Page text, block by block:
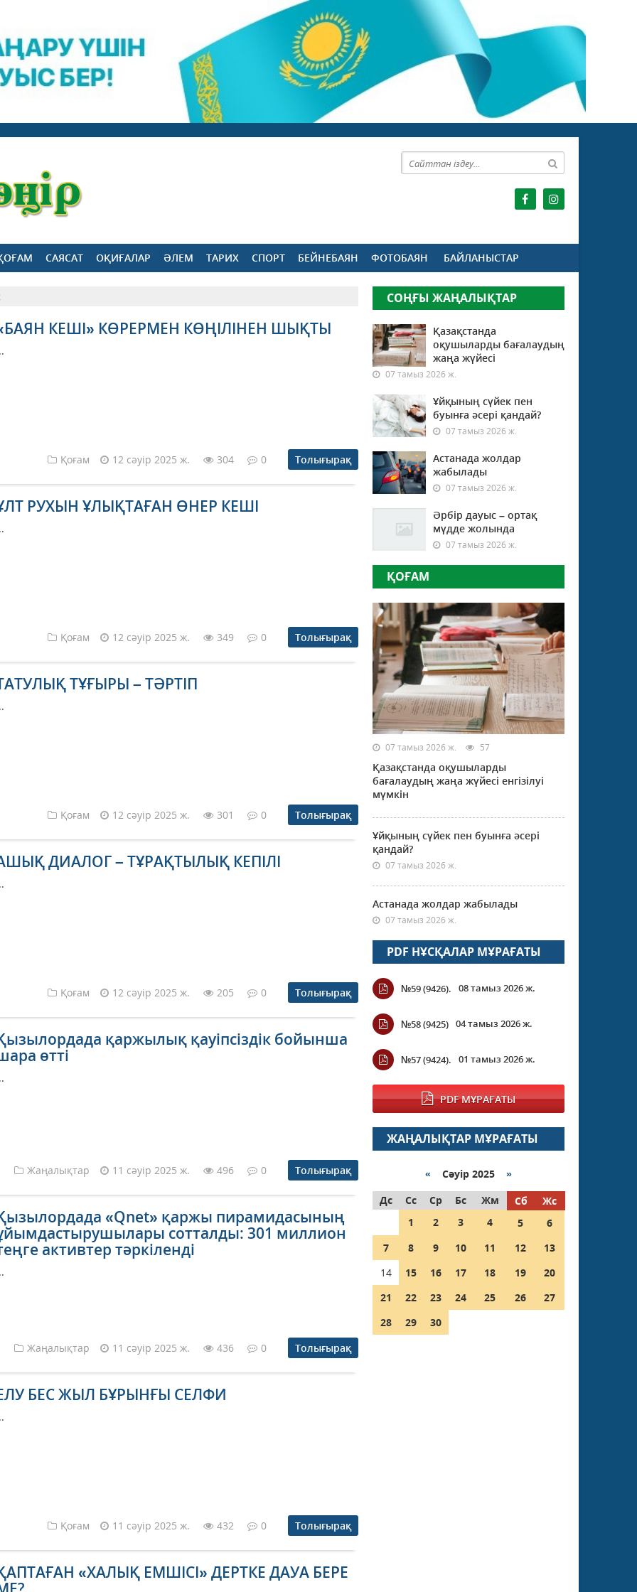
САЯСАТ ОҚИҒАЛАР ӘЛЕМ ТАРИХ СПОРТ БЕЙНЕБАЯН ФОТОБАЯН БАЙЛАНЫСТАР
КЕШІ» КӨРЕРМЕН КӨҢІЛІНЕН ШЫҚТЫ
Қоғам 12 сәуір 2025 ж. 304 0 Толығырақ
РУХЫН ҰЛЫҚТАҒАН ӨНЕР КЕШІ
Қоғам 12 сәуір 2025 ж. 349 0 Толығырақ
ТҰҒЫРЫ – ТӘРТІП
Қоғам 12 сәуір 2025 ж. 301 0 Толығырақ
ДИАЛОГ – ТҰРАҚТЫЛЫҚ КЕПІЛІ
Қоғам 12 сәуір 2025 ж. 205 0 Толығырақ
қаржылық қауіпсіздік бойынша
өтті
Жаңалықтар 11 сәуір 2025 ж. 496 0 Толығырақ
«Qnet» қаржы пирамидасының
сотталды: 301 миллион
активтер тәркіленді
Жаңалықтар 11 сәуір 2025 ж. 436 0 Толығырақ
БЕС ЖЫЛ БҰРЫНҒЫ СЕЛФИ
Қоғам 11 сәуір 2025 ж. 432 0 Толығырақ
«ХАЛЫҚ ЕМШІСІ» ДЕРТКЕ ДАУА БЕРЕ
СОҢҒЫ ЖАҢАЛЫҚТАР
Қазақстанда
оқушыларды бағалаудың
жаңа жүйесі
07 тамыз 2026 ж.
Ұйқының сүйек пен
буынға әсері қандай?
07 тамыз 2026 ж.
Астанада жолдар
жабылады
07 тамыз 2026 ж.
Әрбір дауыс – ортақ
мүдде жолында
07 тамыз 2026 ж.
ҚОҒАМ
07 тамыз 2026 ж. 57
Қазақстанда оқушыларды
бағалаудың жаңа жүйесі енгізілуі
мүмкін
Ұйқының сүйек пен буынға әсері
қандай?
07 тамыз 2026 ж.
Астанада жолдар жабылады
07 тамыз 2026 ж.
PDF НҰСҚАЛАР МҰРАҒАТЫ
№59 (9426). 08 тамыз 2026 ж.
№58 (9425) 04 тамыз 2026 ж.
№57 (9424). 01 тамыз 2026 ж.
PDF МҰРАҒАТЫ
ЖАҢАЛЫҚТАР МҰРАҒАТЫ
« Сәуір 2025 »
Дс
Сс Ср Бс Жм Сб
Жс
1
2 3 4 5
6
7
8 9 10 11 12
13
14
15 16 17 18 19
20
21
22 23 24 25 26
27
28
29 30